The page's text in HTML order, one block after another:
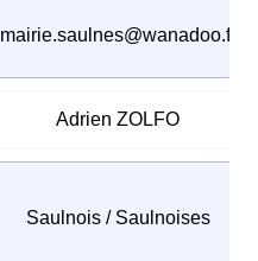
mairie.saulnes@wanadoo.fr
Adrien ZOLFO
Saulnois / Saulnoises